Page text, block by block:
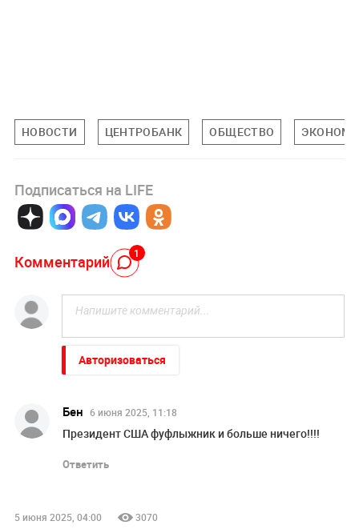
НОВОСТИ ЦЕНТРОБАНК ОБЩЕСТВО
Подписаться на LIFE
Комментарий 1
Авторизоваться
Бен 6 июня 2025, 11:18
Президент США фуфлыжник и больше ничего!!!!
Ответить
5 июня 2025, 04:00 3070